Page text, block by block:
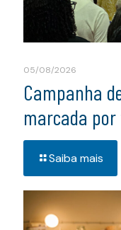
05/08/2026
Campanha
marcada
Saiba mais